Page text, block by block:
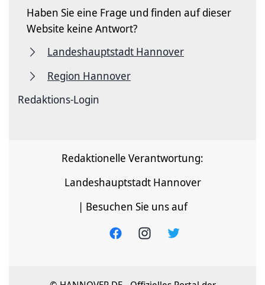
Haben Sie eine Frage und finden auf dieser
Website keine Antwort?
Landeshauptstadt Hannover
Region Hannover
Redaktions-Login
Redaktionelle Verantwortung:
Landeshauptstadt Hannover
| Besuchen Sie uns auf